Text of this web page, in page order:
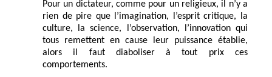
Pour un dictateur, comme pour un religieux, il n’y a
rien de pire que l’imagination, l’esprit critique, la
culture, la science, l’observation, l’innovation qui
tous remettent en cause leur puissance établie,
alors il faut diaboliser à tout prix ces
comportements.